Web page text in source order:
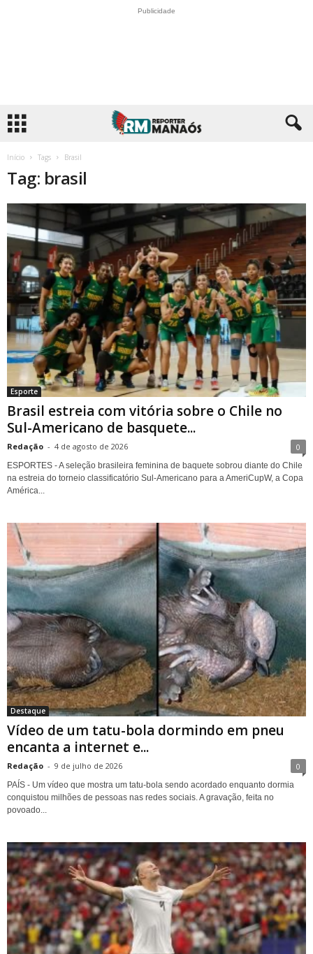
Publicidade
Início Tags Brasil
Tag: brasil
Esporte
Brasil estreia com vitória sobre o Chile no
Sul-Americano de basquete...
Redação - 4 de agosto de 2026 0
ESPORTES - A seleção brasileira feminina de baquete sobrou diante do Chile
na estreia do torneio classificatório Sul-Americano para a AmeriCupW, a Copa
América...
Destaque
Vídeo de um tatu-bola dormindo em pneu
encanta a internet e...
Redação - 9 de julho de 2026 0
PAÍS - Um vídeo que mostra um tatu-bola sendo acordado enquanto dormia
conquistou milhões de pessoas nas redes sociais. A gravação, feita no
povoado...